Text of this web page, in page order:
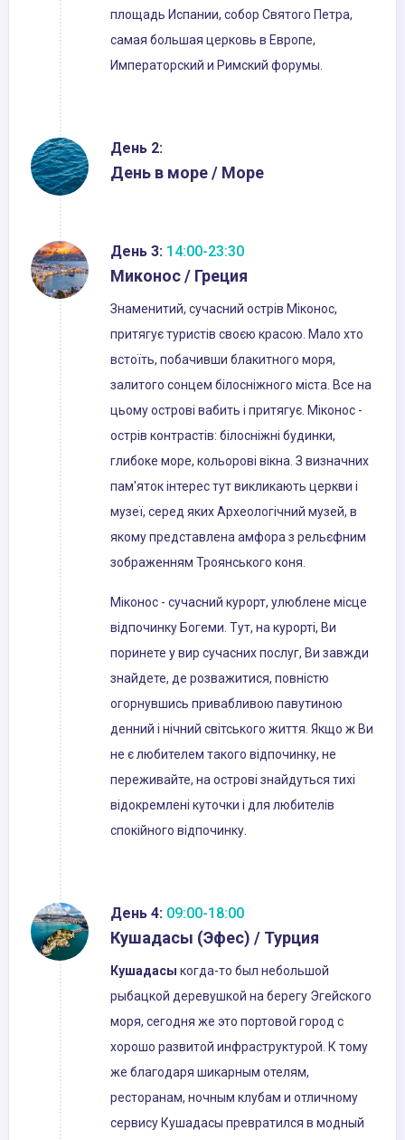
площадь Испании, собор Святого Петра,
самая большая церковь в Европе,
Императорский и Римский форумы.
День 2:
День в море / Море
День 3: 14:00-23:30
Миконос / Греция
Знаменитий, сучасний острів Міконос,
притягує туристів своєю красою. Мало хто
встоїть, побачивши блакитного моря,
залитого сонцем білосніжного міста. Все на
цьому острові вабить і притягує. Міконос -
острів контрастів: білосніжні будинки,
глибоке море, кольорові вікна. З визначних
пам'яток інтерес тут викликають церкви і
музеї, серед яких Археологічний музей, в
якому представлена ​​амфора з рельєфним
зображенням Троянського коня.
Міконос - сучасний курорт, улюблене місце
відпочинку Богеми. Тут, на курорті, Ви
поринете у вир сучасних послуг, Ви завжди
знайдете, де розважитися, повністю
огорнувшись привабливою павутиною
денний і нічний світського життя. Якщо ж Ви
не є любителем такого відпочинку, не
переживайте, на острові знайдуться тихі
відокремлені куточки і для любителів
спокійного відпочинку.
День 4: 09:00-18:00
Кушадасы (Эфес) / Турция
Кушадасы когда-то был небольшой
рыбацкой деревушкой на берегу Эгейского
моря, сегодня же это портовой город с
хорошо развитой инфраструктурой. К тому
же благодаря шикарным отелям,
ресторанам, ночным клубам и отличному
сервису Кушадасы превратился в модный